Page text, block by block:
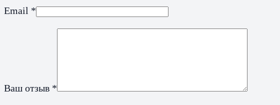
Email *
Ваш отзыв *